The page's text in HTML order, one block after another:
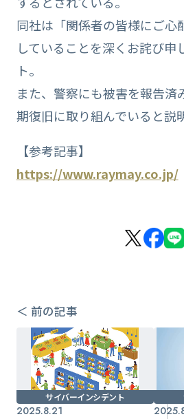
同社は「関係者の皆様にご心
していることを深くお詫び申
ト。
また、警察にも被害を報告済
期復旧に取り組んでいると説
【参考記事】
https://www.raymay.co.jp/
＜ 前の記事
サイバーインシデント
2025.8.21